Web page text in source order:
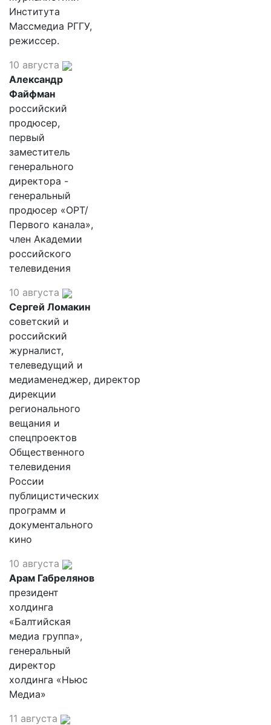
Института
Массмедиа РГГУ,
режиссер.
10 августа
Александр
Файфман
российский
продюсер,
первый
заместитель
генерального
директора -
генеральный
продюсер «ОРТ/
Первого канала»,
член Академии
российского
телевидения
10 августа
Сергей Ломакин
советский и
российский
журналист,
телеведущий и
медиаменеджер, директор
дирекции
регионального
вещания и
спецпроектов
Общественного
телевидения
России
публицистических
программ и
документального
кино
10 августа
Арам Габрелянов
президент
холдинга
«Балтийская
медиа группа»,
генеральный
директор
холдинга «Ньюс
Медиа»
11 августа